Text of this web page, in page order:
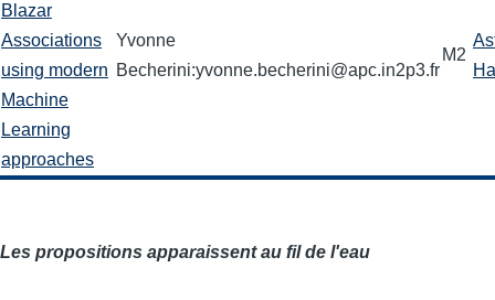
Blazar
Associations
using modern
Machine
Learning
approaches
Yvonne
Becherini:yvonne.becherini@apc.in2p3.fr
M2
Les propositions apparaissent au fil de l'eau